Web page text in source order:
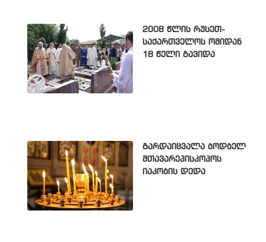
2008 წლის რუსეთ-
საქართველოს ომიდან
18 წელი გავიდა
გარდაიცვალა ბოდბელ
მთავარეპისკოპოს
იაკობის დედა